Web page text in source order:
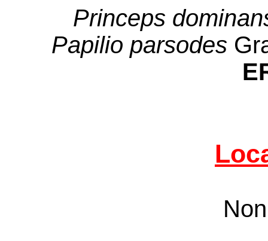
Princeps
Papilio parsodes